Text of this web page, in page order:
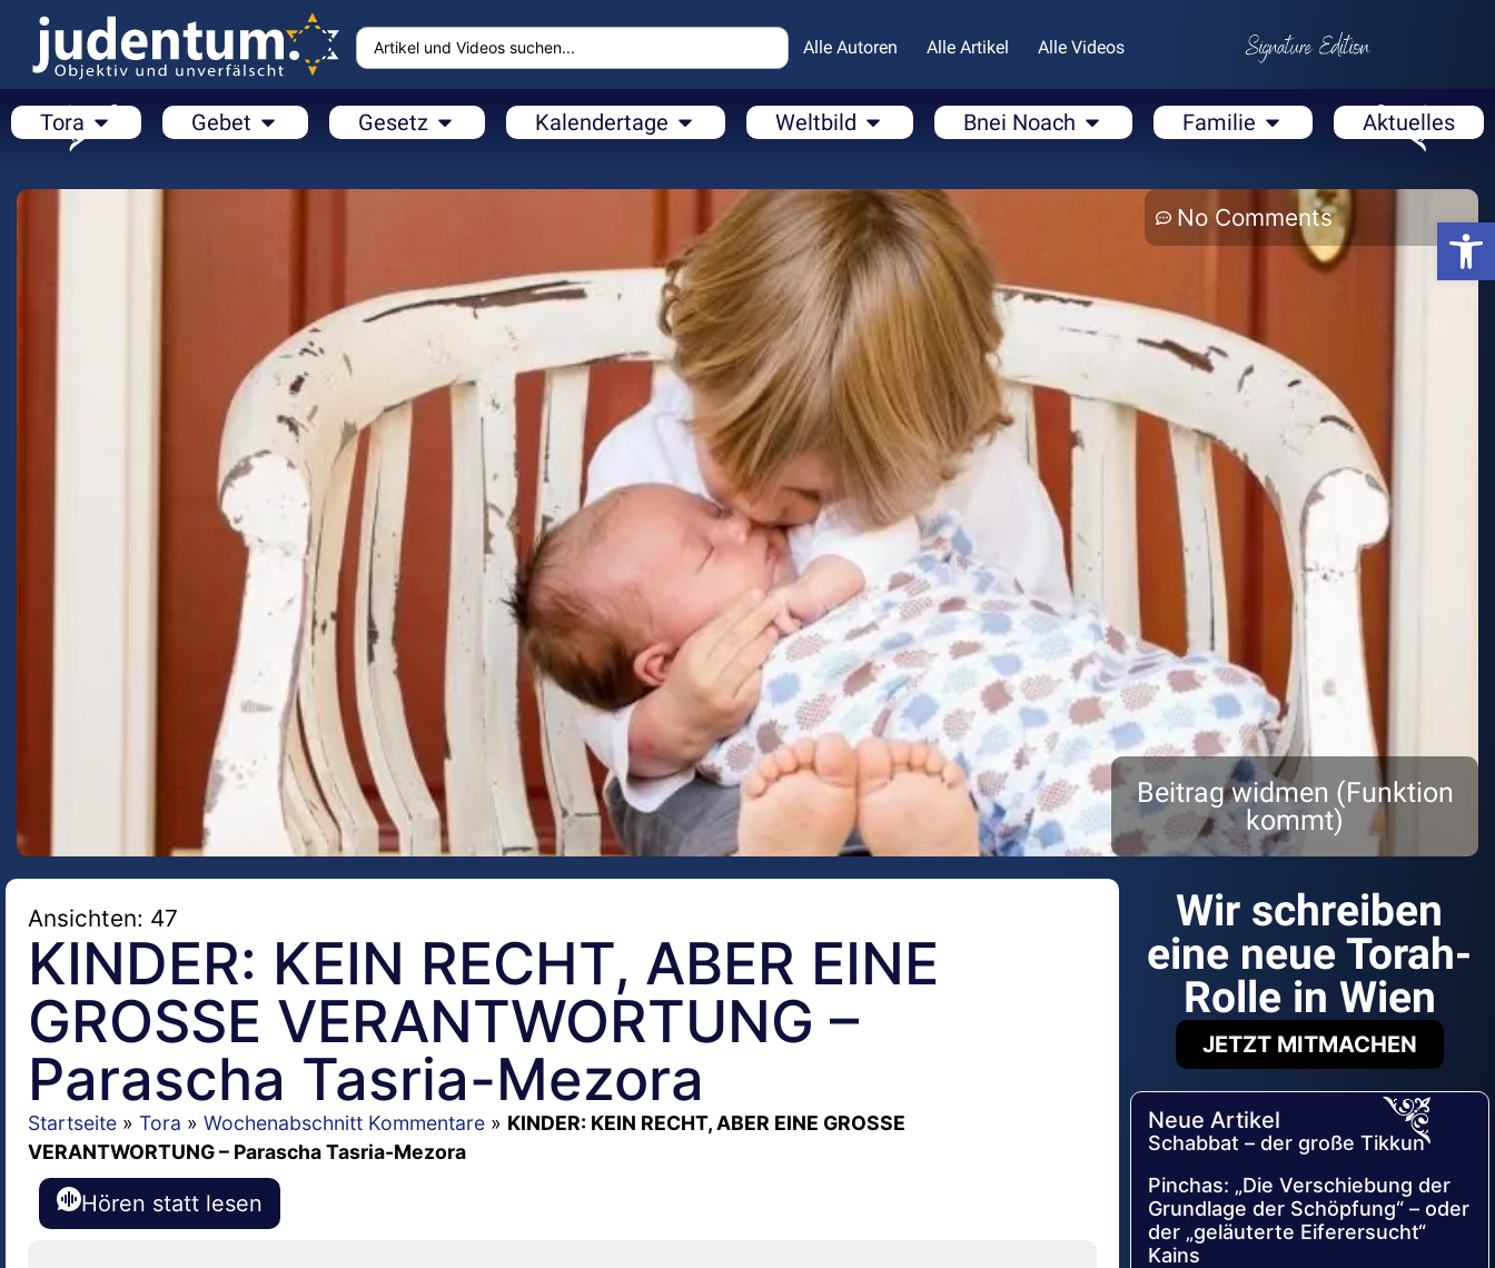
Alle Autoren Alle Artikel Alle Videos
Tora Gebet Gesetz Kalendertage Weltbild Bnei Noach Familie Aktuelles
No Comments
Beitrag widmen (Funktion
kommt)
Ansichten: 47
KINDER: KEIN RECHT, ABER EINE
GROSSE VERANTWORTUNG –
Parascha Tasria-Mezora
Startseite » Tora » Wochenabschnitt Kommentare » KINDER: KEIN RECHT, ABER EINE GROSSE
VERANTWORTUNG – Parascha Tasria-Mezora
Hören statt lesen
Wir schreiben
eine neue Torah-
Rolle in Wien
JETZT MITMACHEN
Neue Artikel
Schabbat – der große Tikkun
Pinchas: „Die Verschiebung der
Grundlage der Schöpfung“ – oder
der „geläuterte Eiferersucht“
Kains